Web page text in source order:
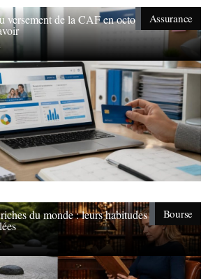
Assurance
versement de la CAF en octobre : ce
Bourse
du monde : leurs habitudes